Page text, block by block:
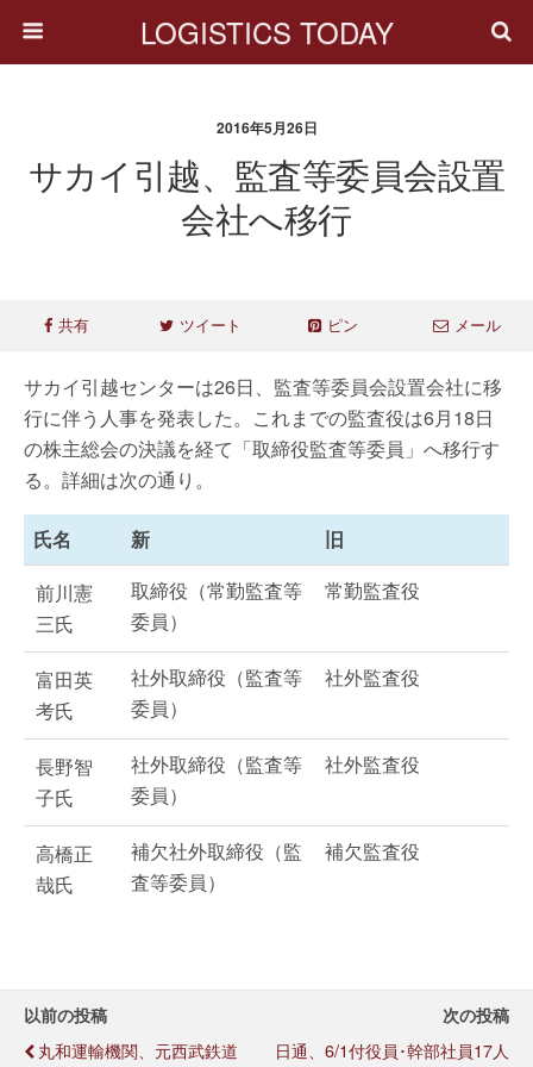
LOGISTICS TODAY
2016年5月26日
サカイ引越、監査等委員会設置
会社へ移行
共有 ツイート ピン メール
サカイ引越センターは26日、監査等委員会設置会社に移
行に伴う人事を発表した。これまでの監査役は6月18日
の株主総会の決議を経て「取締役監査等委員」へ移行す
る。詳細は次の通り。
氏名 新
旧
前川憲
三氏
取締役（常勤監査等
委員）
常勤監査役
富田英
考氏
社外取締役（監査等
委員）
社外監査役
長野智
子氏
社外取締役（監査等
委員）
社外監査役
高橋正
哉氏
補欠社外取締役（監
査等委員）
補欠監査役
以前の投稿
丸和運輸機関、元西武鉄道
次の投稿
日通、6/1付役員･幹部社員17人